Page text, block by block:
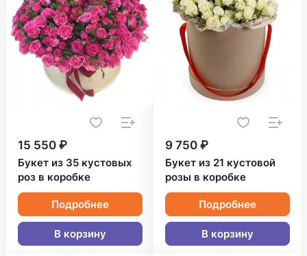
15 550 ₽
Букет из 35 кустовых
роз в коробке
Подробнее
В корзину
9 750 ₽
Букет из 21 кустовой
розы в коробке
Подробнее
В корзину